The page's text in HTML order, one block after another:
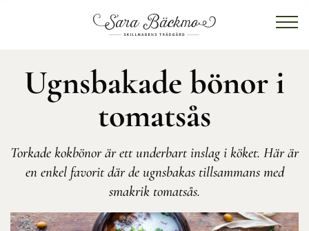
Ugnsbakade bönor i
tomatsås
Torkade kokbönor är ett underbart inslag i köket. Här är
en enkel favorit där de ugnsbakas tillsammans med
smakrik tomatsås.